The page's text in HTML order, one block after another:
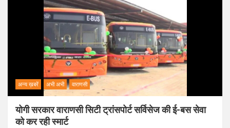
अन्य ख़बरें अभी अभी वाराणसी
योगी सरकार वाराणसी सिटी ट्रांसपोर्ट सर्विसेज की ई-बस सेवा
को कर रही स्मार्ट